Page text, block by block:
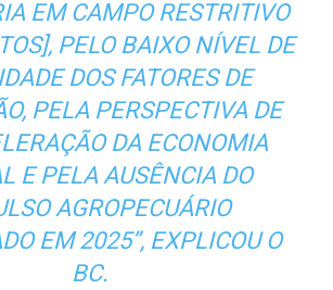
EM CAMPO RESTRITIVO
PELO BAIXO NÍVEL DE
DOS FATORES DE
PELA PERSPECTIVA DE
DA ECONOMIA
E PELA AUSÊNCIA DO
AGROPECUÁRIO
EM 2025”, EXPLICOU O
BC.